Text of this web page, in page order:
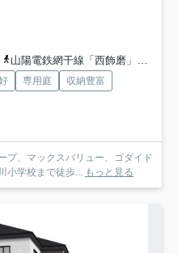
山陽電鉄網干線「西飾磨」駅 徒歩23分
専用庭
収納豊富
プ、マックスバリュー、ゴダイド
小学校まで徒歩...
もっと見る